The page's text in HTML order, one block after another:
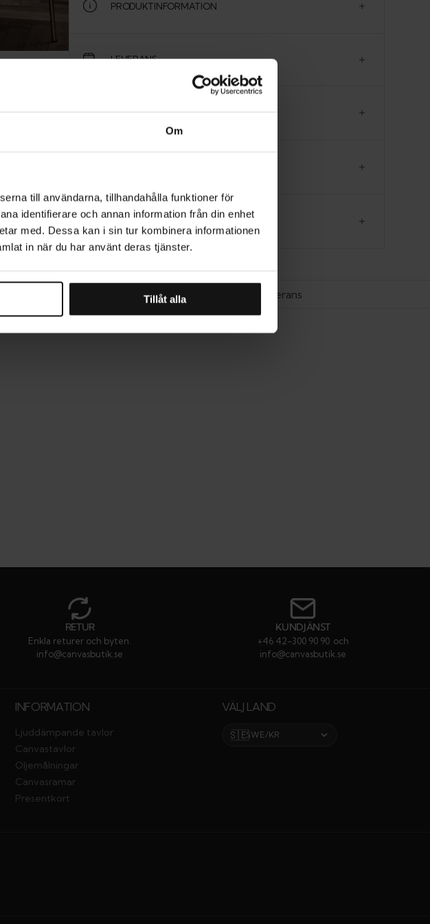
Om
till användarna, tillhandahålla funktioner för
identifierare och annan information från din enhet
med. Dessa kan i sin tur kombinera informationen
in när du har använt deras tjänster.
Tillåt alla
PRODUKTINFORMATION
LEVERANS
MER OM PRODUKTEN
RECENSIONER
Hemleverans
RETUR
Enkla returer och byten.
info@canvasbutik.se
KUNDJÄNST
+46 42-300 90 90 och
info@canvasbutik.se
INFORMATION
Ljuddämpande tavlor
Canvastavlor
Oljemålningar
Canvasramar
Presentkort
VÄLJ LAND
🇸🇪SWE/KR